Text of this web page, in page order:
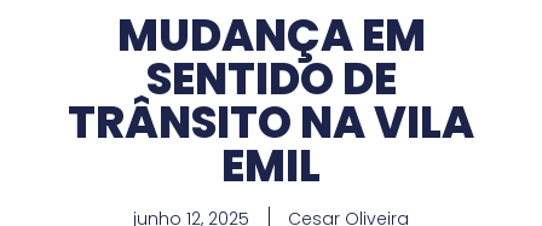
MUDANÇA EM
SENTIDO DE
TRÂNSITO NA VILA
EMIL
junho 12, 2025 Cesar Oliveira